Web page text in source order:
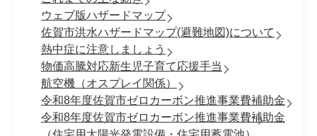
ウェブ版ハザードマップ
佐賀市洪水ハザードマップ(避難地図)について
熱中症に注意しましょう
物価高騰対応新生児子育て応援手当
航空機（オスプレイ関係）
令和8年度佐賀市ゼロカーボン推進事業費補助金
令和8年度佐賀市ゼロカーボン推進事業費補助金